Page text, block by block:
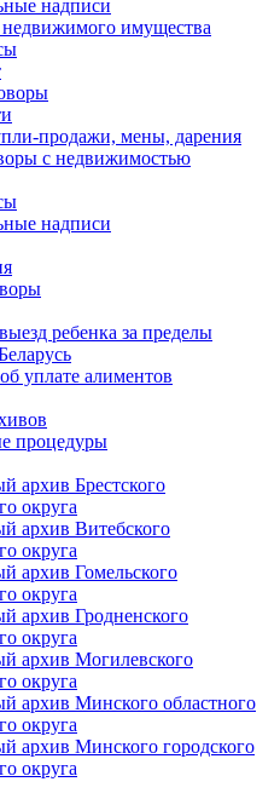
надписи
имущества
продажи, мены, дарения
с недвижимостью
надписи
ребенка за пределы
уплате алиментов
процедуры
архив Брестского
округа
архив Витебского
округа
архив Гомельского
округа
архив Гродненского
округа
архив Могилевского
округа
архив Минского областного
округа
архив Минского городского
округа